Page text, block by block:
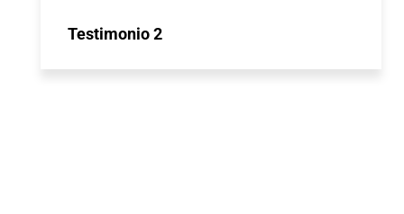
Testimonio 2